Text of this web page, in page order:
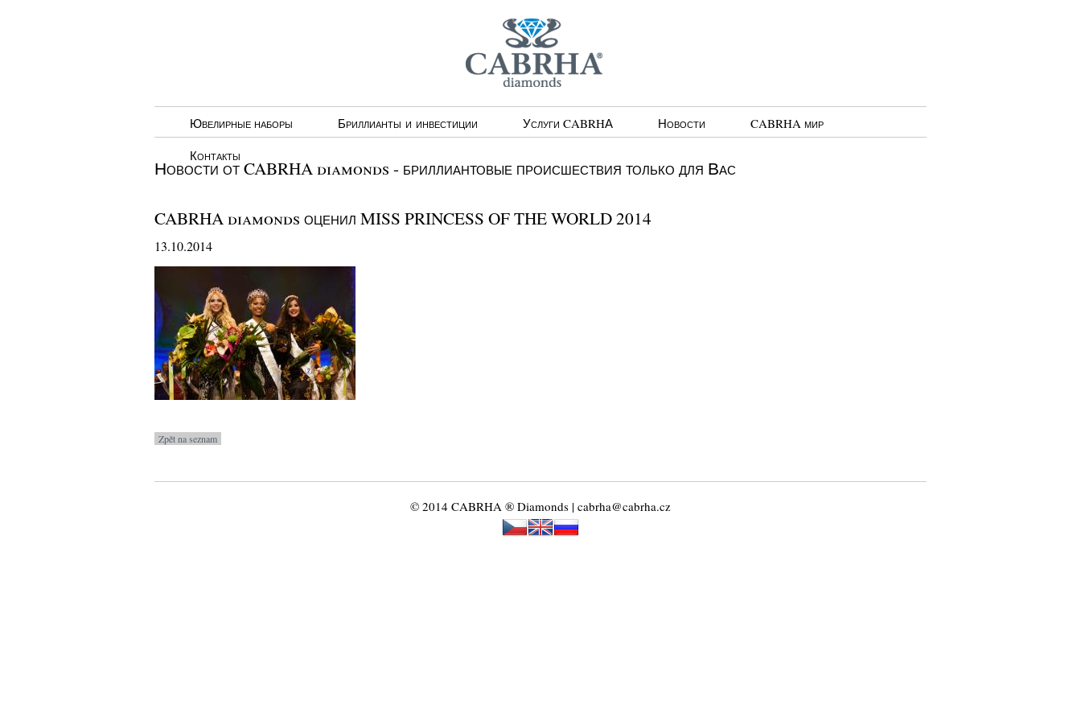
Ювелирные наборы Бриллианты и инвестиции Услуги CABRHА Новости
CABRHA мир
Контакты
Новости от CABRHA diamonds - бриллиантовые происшествия только для Вас
CABRHA diamonds оценил MISS PRINCESS OF THE WORLD 2014
13.10.2014
© 2014 CABRHA ® Diamonds | cabrha@cabrha.cz